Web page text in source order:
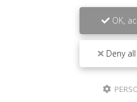
OK,
Deny